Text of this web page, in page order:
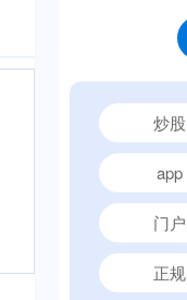
炒股
app
门户
正规